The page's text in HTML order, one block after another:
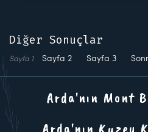
Diğer Sonuçlar
Sayfa 1 Sayfa 2 Sayfa 3
Arda'nın Mont
Arda'nın Kuzey